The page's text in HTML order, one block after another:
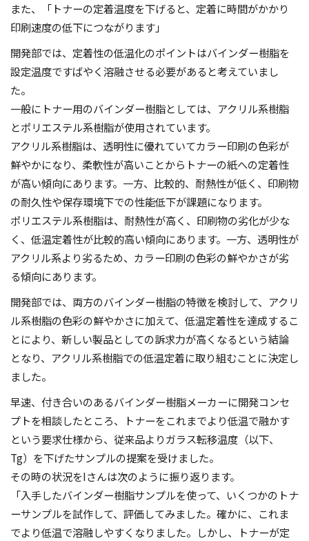
また、「トナーの定着温度を下げると、定着に時間がかかり
印刷速度の低下につながります」
開発部では、定着性の低温化のポイントはバインダー樹脂を
設定温度ですばやく溶融させる必要があると考えていまし
た。
一般にトナー用のバインダー樹脂としては、アクリル系樹脂
とポリエステル系樹脂が使用されています。
アクリル系樹脂は、透明性に優れていてカラー印刷の色彩が
鮮やかになり、柔軟性が高いことからトナーの紙への定着性
が高い傾向にあります。一方、比較的、耐熱性が低く、印刷物
の耐久性や保存環境下での性能低下が課題になります。
ポリエステル系樹脂は、耐熱性が高く、印刷物の劣化が少な
く、低温定着性が比較的高い傾向にあります。一方、透明性が
アクリル系より劣るため、カラー印刷の色彩の鮮やかさが劣
る傾向にあります。
開発部では、両方のバインダー樹脂の特徴を検討して、アクリ
ル系樹脂の色彩の鮮やかさに加えて、低温定着性を達成するこ
とにより、新しい製品としての訴求力が高くなるという結論
となり、アクリル系樹脂での低温定着に取り組むことに決定し
ました。
早速、付き合いのあるバインダー樹脂メーカーに開発コンセ
プトを相談したところ、トナーをこれまでより低温で融かす
という要求仕様から、従来品よりガラス転移温度（以下、
Tg）を下げたサンプルの提案を受けました。
その時の状況をIさんは次のように振り返ります。
「入手したバインダー樹脂サンプルを使って、いくつかのトナ
ーサンプルを試作して、評価してみました。確かに、これま
でより低温で溶融しやすくなりました。しかし、トナーが定